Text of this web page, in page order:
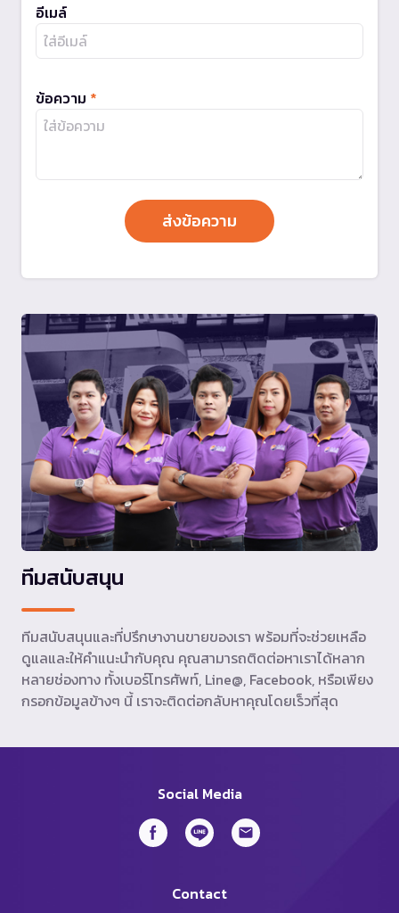
อีเมล์
ข้อความ *
ทีมสนับสนุน
ทีมสนับสนุนและที่ปรึกษางานขายของเรา พร้อมที่จะช่วยเหลือ
ดูแลและให้คำแนะนำกับคุณ คุณสามารถติดต่อหาเราได้หลาก
หลายช่องทาง ทั้งเบอร์โทรศัพท์, Line@, Facebook, หรือเพียง
กรอกข้อมูลข้างๆ นี้ เราจะติดต่อกลับหาคุณโดยเร็วที่สุด
Social Media
Contact